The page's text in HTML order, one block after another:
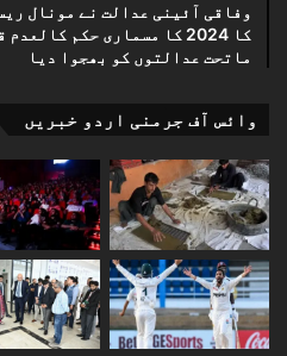
وفاقی آئینی عدالت نے مونال
کا 2024 کا مسماری حکم
ماتحت عدالتوں کو بھجوا دیا
وائس آف جرمنی اردو خبریں